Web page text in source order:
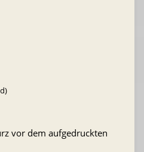
vor dem aufgedruckten